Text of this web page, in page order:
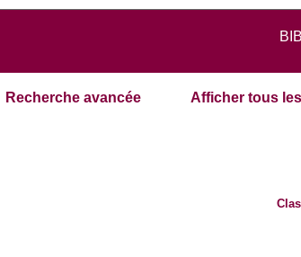
Recherche avancée Afficher tous